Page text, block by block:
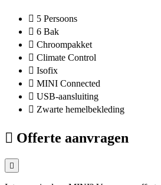
5 Persoons
6 Bak
Chroompakket
Climate Control
Isofix
MINI Connected
USB-aansluiting
Zwarte hemelbekleding
Offerte aanvragen